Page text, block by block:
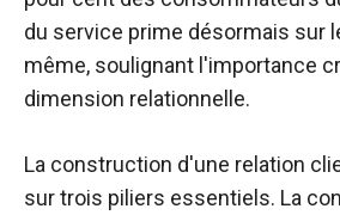
du service prime désormais sur
même, soulignant l'importance
dimension relationnelle.
La construction d'une relation
sur trois piliers essentiels. La